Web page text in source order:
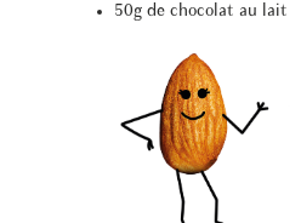
50g de chocolat au lait